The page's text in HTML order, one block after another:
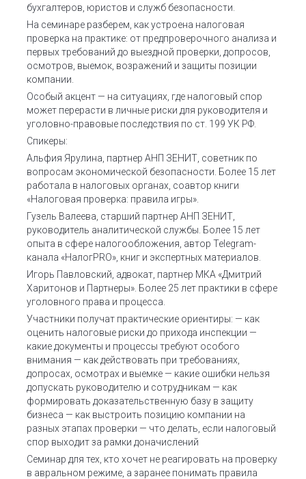
бухгалтеров, юристов и служб безопасности.
На семинаре разберем, как устроена налоговая
проверка на практике: от предпроверочного анализа и
первых требований до выездной проверки, допросов,
осмотров, выемок, возражений и защиты позиции
компании.
Особый акцент — на ситуациях, где налоговый спор
может перерасти в личные риски для руководителя и
уголовно-правовые последствия по ст. 199 УК РФ.
Спикеры:
Альфия Ярулина, партнер АНП ЗЕНИТ, советник по
вопросам экономической безопасности. Более 15 лет
работала в налоговых органах, соавтор книги
«Налоговая проверка: правила игры».
Гузель Валеева, старший партнер АНП ЗЕНИТ,
руководитель аналитической службы. Более 15 лет
опыта в сфере налогообложения, автор Telegram-
канала «НалогPRO», книг и экспертных материалов.
Игорь Павловский, адвокат, партнер МКА «Дмитрий
Харитонов и Партнеры». Более 25 лет практики в сфере
уголовного права и процесса.
Участники получат практические ориентиры: — как
оценить налоговые риски до прихода инспекции —
какие документы и процессы требуют особого
внимания — как действовать при требованиях,
допросах, осмотрах и выемке — какие ошибки нельзя
допускать руководителю и сотрудникам — как
формировать доказательственную базу в защиту
бизнеса — как выстроить позицию компании на
разных этапах проверки — что делать, если налоговый
спор выходит за рамки доначислений
Семинар для тех, кто хочет не реагировать на проверку
в авральном режиме, а заранее понимать правила